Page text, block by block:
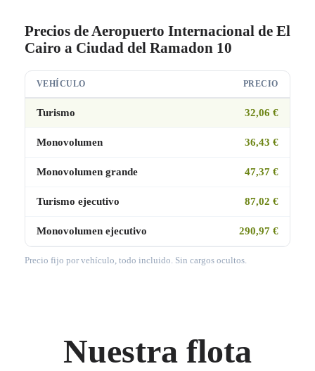
Precios de Aeropuerto Internacional de El
Cairo a Ciudad del Ramadon 10
VEHÍCULO PRECIO
Turismo 32,06 €
Monovolumen 36,43 €
Monovolumen grande 47,37 €
Turismo ejecutivo 87,02 €
Monovolumen ejecutivo 290,97 €
Precio fijo por vehículo, todo incluido. Sin cargos ocultos.
Nuestra flota